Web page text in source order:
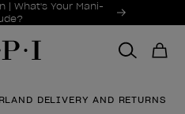
| What's Your Mani-
DELIVERY AND RETURNS